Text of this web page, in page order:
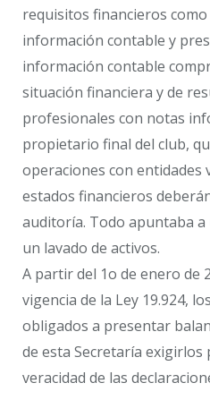
requisitos financieros
información contable y
información contable
situación financiera y de
profesionales con notas
propietario final del club,
operaciones con entidades
estados financieros
auditoría. Todo apuntaba
un lavado de activos.
A partir del 1o de enero de
vigencia de la Ley 19.924,
obligados a presentar
de esta Secretaría
veracidad de las